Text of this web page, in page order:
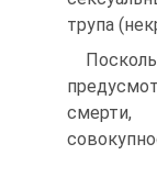
трупа